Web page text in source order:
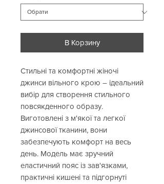
В Корзину
Стильні та комфортні жіночі
джинси вільного крою – ідеальний
вибір для створення стильного
повсякденного образу.
Виготовлені з м'якої та легкої
джинсової тканини, вони
забезпечують комфорт на весь
день. Модель має зручний
еластичний пояс із зав'язками,
практичні кишені та підгорнуті